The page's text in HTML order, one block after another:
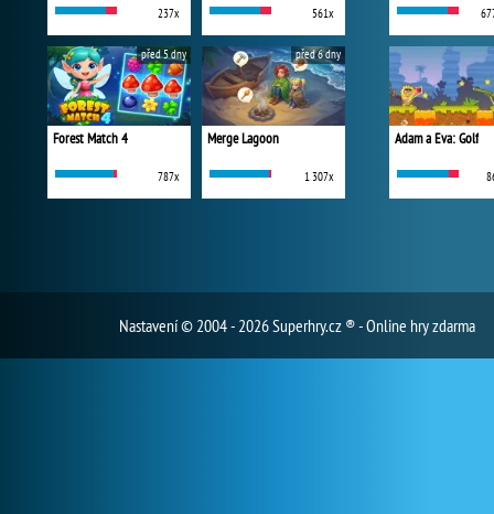
237x 561x
Forest Match 4
787x
před 5 dny
Merge Lagoon
1 307x
před 6 dny
Adam a Eva: Golf
Nastavení© 2004 - 2026 Superhry.cz ® - Online hry zdarma